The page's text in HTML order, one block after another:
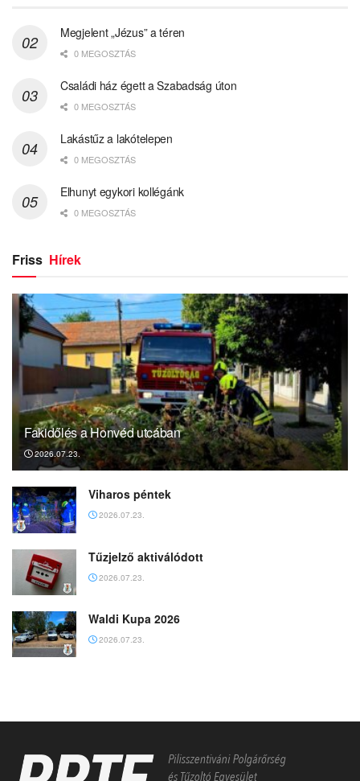
Megjelent „Jézus” a téren
0 MEGOSZTÁS
Családi ház égett a Szabadság úton
0 MEGOSZTÁS
Lakástűz a lakótelepen
0 MEGOSZTÁS
Elhunyt egykori kollégánk
0 MEGOSZTÁS
Friss Hírek
Fakidőlés a Honvéd utcában
2026.07.23.
Viharos péntek
2026.07.23.
Tűzjelző aktiválódott
2026.07.23.
Waldi Kupa 2026
2026.07.23.